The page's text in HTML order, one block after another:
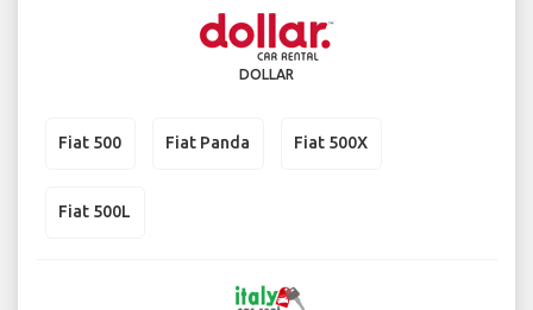
DOLLAR
Fiat 500 Fiat Panda Fiat 500X
Fiat 500L